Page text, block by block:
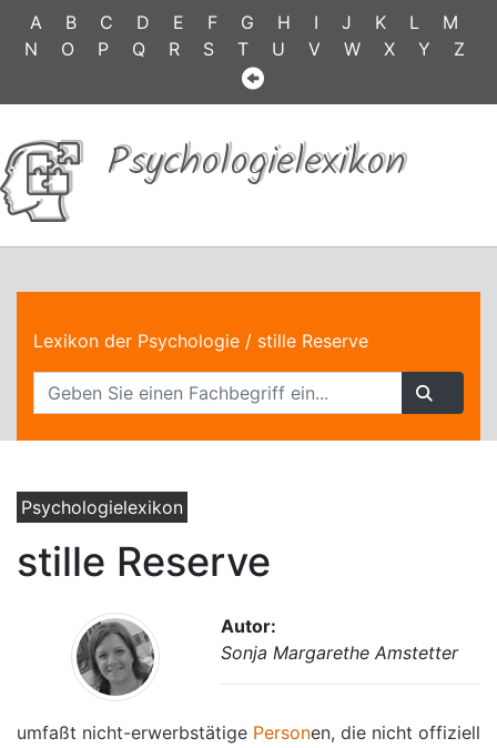
A B C D E F G H I J K L
M
N
O P Q R S T U V W X Y Z
Psychologielexikon
Lexikon der Psychologie / stille Reserve
Psychologielexikon
stille Reserve
Autor:
Sonja Margarethe Amstetter
umfaßt nicht-erwerbstätige Personen, die nicht offiziell